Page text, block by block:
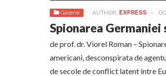
Galerie AUTHOR: EXPRESS -
Spionarea
de prof. dr. Viorel Roman –
americani, desconspirata de
de secole de conflict latent intre